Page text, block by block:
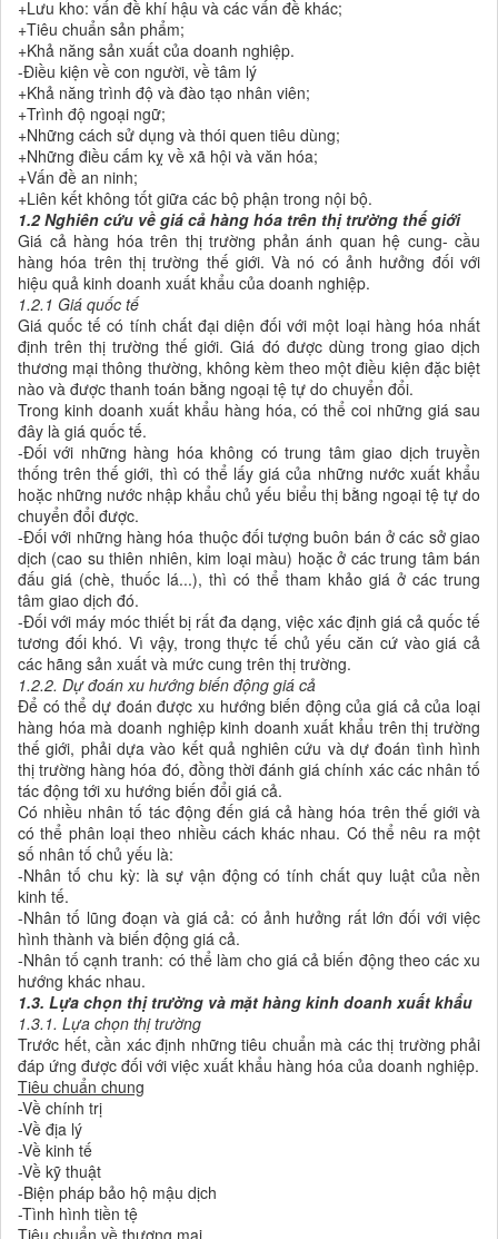
+Lưu kho: vấn đề khí hậu và các vấn đề khác;
+Tiêu chuẩn sản phẩm;
+Khả năng sản xuất của doanh nghiệp.
-Điều kiện về con người, về tâm lý
+Khả năng trình độ và đào tạo nhân viên;
+Trình độ ngoại ngữ;
+Những cách sử dụng và thói quen tiêu dùng;
+Những điều cấm kỵ về xã hội và văn hóa;
+Vấn đề an ninh;
+Liên kết không tốt giữa các bộ phận trong nội bộ.
1.2 Nghiên cứu về giá cả hàng hóa trên thị trường thế giới
Giá cả hàng hóa trên thị trường phản ánh quan hệ cung- cầu
hàng hóa trên thị trường thế giới. Và nó có ảnh hưởng đối với
hiệu quả kinh doanh xuất khẩu của doanh nghiệp.
1.2.1 Giá quốc tế
Giá quốc tế có tính chất đại diện đối với một loại hàng hóa nhất
định trên thị trường thế giới. Giá đó được dùng trong giao dịch
thương mại thông thường, không kèm theo một điều kiện đặc biệt
nào và được thanh toán bằng ngoại tệ tự do chuyển đổi.
Trong kinh doanh xuất khẩu hàng hóa, có thể coi những giá sau
đây là giá quốc tế.
-Đối với những hàng hóa không có trung tâm giao dịch truyền
thống trên thế giới, thì có thể lấy giá của những nước xuất khẩu
hoặc những nước nhập khẩu chủ yếu biểu thị bằng ngoại tệ tự do
chuyển đổi được.
-Đối với những hàng hóa thuộc đối tượng buôn bán ở các sở giao
dịch (cao su thiên nhiên, kim loại màu) hoặc ở các trung tâm bán
đấu giá (chè, thuốc lá...), thì có thể tham khảo giá ở các trung
tâm giao dịch đó.
-Đối với máy móc thiết bị rất đa dạng, việc xác định giá cả quốc tế
tương đối khó. Vì vậy, trong thực tế chủ yếu căn cứ vào giá cả
các hãng sản xuất và mức cung trên thị trường.
1.2.2. Dự đoán xu hướng biến động giá cả
Để có thể dự đoán được xu hướng biến động của giá cả của loại
hàng hóa mà doanh nghiệp kinh doanh xuất khẩu trên thị trường
thế giới, phải dựa vào kết quả nghiên cứu và dự đoán tình hình
thị trường hàng hóa đó, đồng thời đánh giá chính xác các nhân tố
tác động tới xu hướng biến đổi giá cả.
Có nhiều nhân tố tác động đến giá cả hàng hóa trên thế giới và
có thể phân loại theo nhiều cách khác nhau. Có thể nêu ra một
số nhân tố chủ yếu là:
-Nhân tố chu kỳ: là sự vận động có tính chất quy luật của nền
kinh tế.
-Nhân tố lũng đoạn và giá cả: có ảnh hưởng rất lớn đối với việc
hình thành và biến động giá cả.
-Nhân tố cạnh tranh: có thể làm cho giá cả biến động theo các xu
hướng khác nhau.
1.3. Lựa chọn thị trường và mặt hàng kinh doanh xuất khẩu
1.3.1. Lựa chọn thị trường
Trước hết, cần xác định những tiêu chuẩn mà các thị trường phải
đáp ứng được đối với việc xuất khẩu hàng hóa của doanh nghiệp.
Tiêu chuẩn chung
-Về chính trị
-Về địa lý
-Về kinh tế
-Về kỹ thuật
-Biện pháp bảo hộ mậu dịch
-Tình hình tiền tệ
Tiêu chuẩn về thương mại